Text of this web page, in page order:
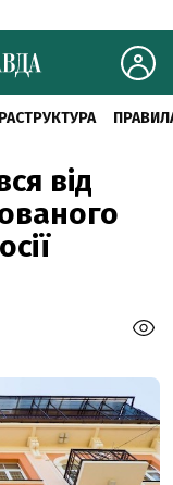
від